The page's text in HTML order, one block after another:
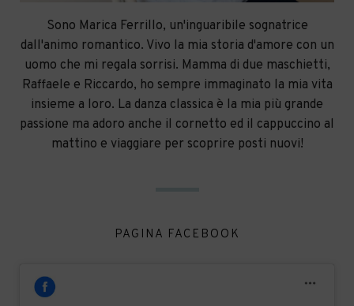
Sono Marica Ferrillo, un'inguaribile sognatrice
dall'animo romantico. Vivo la mia storia d'amore con un
uomo che mi regala sorrisi. Mamma di due maschietti,
Raffaele e Riccardo, ho sempre immaginato la mia vita
insieme a loro. La danza classica è la mia più grande
passione ma adoro anche il cornetto ed il cappuccino al
mattino e viaggiare per scoprire posti nuovi!
PAGINA FACEBOOK